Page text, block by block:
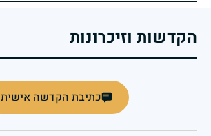
הקדשות וזיכרונות
כתיבת הקדשה אישית